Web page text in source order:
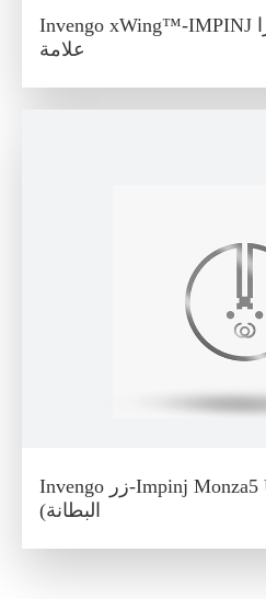
Invengo xWing™-IMPINJ مونزا R6 UHF RFIF
علامة
Invengo زر-Impinj Monza5 UHF البطانة (الجاف
البطانة)